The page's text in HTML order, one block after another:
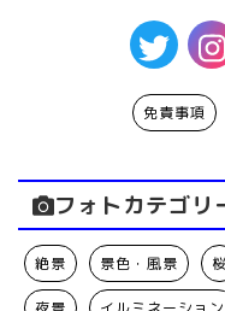
免責事項
フォトカテゴリ
絶景 景色・風景 桜